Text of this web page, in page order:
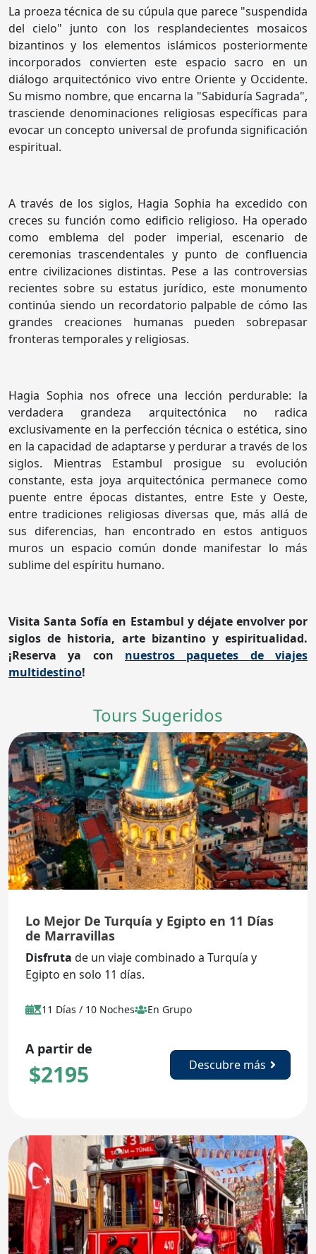
La proeza técnica de su cúpula que parece "suspendida
del cielo" junto con los resplandecientes mosaicos
bizantinos y los elementos islámicos posteriormente
incorporados convierten este espacio sacro en un
diálogo arquitectónico vivo entre Oriente y Occidente.
Su mismo nombre, que encarna la "Sabiduría Sagrada",
trasciende denominaciones religiosas específicas para
evocar un concepto universal de profunda significación
espiritual.
A través de los siglos, Hagia Sophia ha excedido con
creces su función como edificio religioso. Ha operado
como emblema del poder imperial, escenario de
ceremonias trascendentales y punto de confluencia
entre civilizaciones distintas. Pese a las controversias
recientes sobre su estatus jurídico, este monumento
continúa siendo un recordatorio palpable de cómo las
grandes creaciones humanas pueden sobrepasar
fronteras temporales y religiosas.
Hagia Sophia nos ofrece una lección perdurable: la
verdadera grandeza arquitectónica no radica
exclusivamente en la perfección técnica o estética, sino
en la capacidad de adaptarse y perdurar a través de los
siglos. Mientras Estambul prosigue su evolución
constante, esta joya arquitectónica permanece como
puente entre épocas distantes, entre Este y Oeste,
entre tradiciones religiosas diversas que, más allá de
sus diferencias, han encontrado en estos antiguos
muros un espacio común donde manifestar lo más
sublime del espíritu humano.
Visita Santa Sofía en Estambul y déjate envolver por
siglos de historia, arte bizantino y espiritualidad.
¡Reserva ya con nuestros paquetes de viajes
multidestino!
Tours Sugeridos
Lo Mejor De Turquía y Egipto en 11 Días
de Marravillas
Disfruta de un viaje combinado a Turquía y
Egipto en solo 11 días.
11 Días / 10 Noches En Grupo
A partir de
$2195 Descubre más